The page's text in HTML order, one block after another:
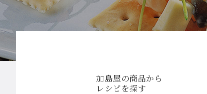
加島屋の商品から
レシピを探す